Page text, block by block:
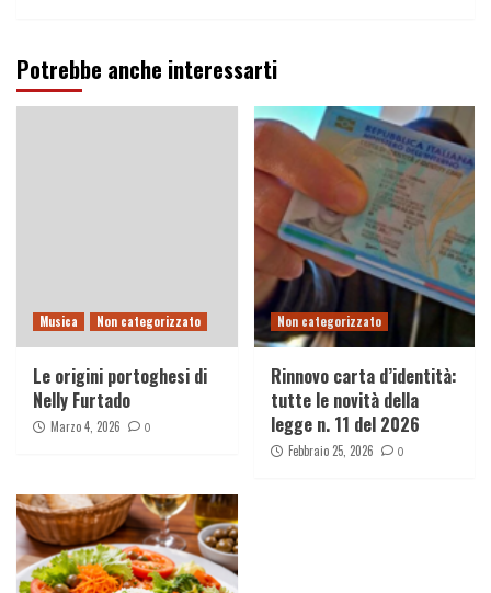
Potrebbe anche interessarti
Musica Non categorizzato
Le origini portoghesi di
Nelly Furtado
Marzo 4, 2026 0
Non categorizzato
Rinnovo carta d’identità:
tutte le novità della
legge n. 11 del 2026
Febbraio 25, 2026 0